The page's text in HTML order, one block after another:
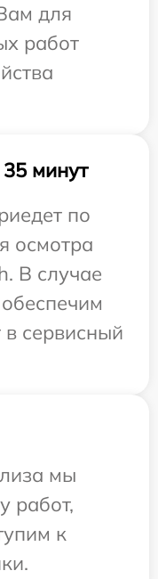
для
работ
минут
по
осмотра
В случае
в сервисный
мы
работ,
к